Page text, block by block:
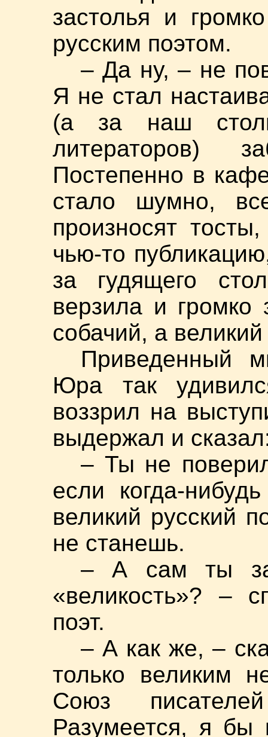
застолья и
русским поэтом.
– Да ну, – не
Я не стал
(а за наш
литераторов)
Постепенно в
стало шумно,
произносят
чью-то
за гудящего
верзила и громко
собачий, а великий
Приведенный
Юра так
воззрил на
выдержал и
– Ты не
если когда-
великий русский
не станешь.
– А сам ты
«великость»? –
поэт.
– А как же, –
только великим
Союз
Разумеется, я бы